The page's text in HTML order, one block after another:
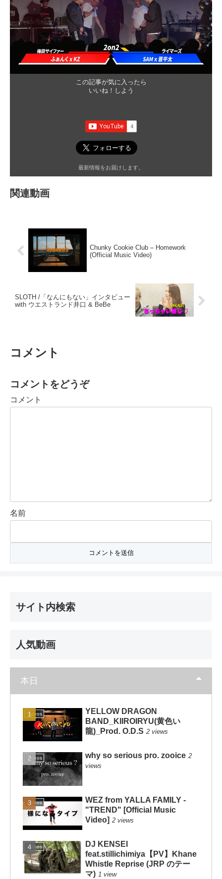
この記事が気に入ったら
いいね！しよう
最新情報をお届けします。
関連動画
Chunky Cookie Club – Homework
(Official Music Video)
SLOTH /「なんにもない」インタビュー
with ウエストランド井口 & BeBe
コメント
コメントをどうぞ
コメント
名前
サイト内検索
人気動画
本日
Videos
YELLOW DRAGON
BAND_KIIROIRYU(黄色い
龍)_Prod. O.D.S 2 views
Videos why so serious pro. zooice 2
views
Videos
WEZ from YALLA FAMILY -
"TREND" [Official Music
Video] 2 views
Videos
DJ KENSEI
feat.stillichimiya【PV】Khane
Whistle Reprise (JRP のテー
マ) 1 view